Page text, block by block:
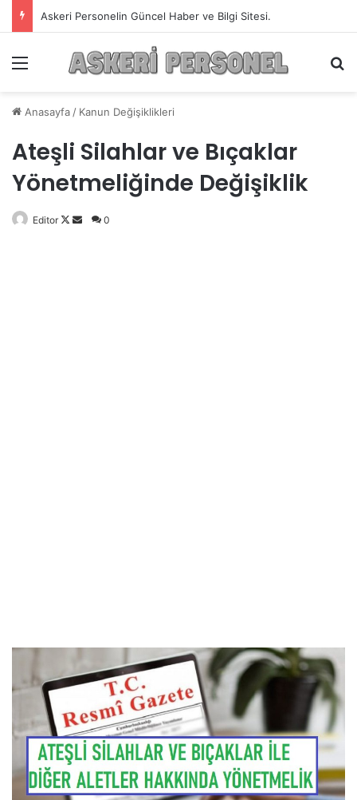
Askeri Personelin Güncel Haber ve Bilgi Sitesi.
Anasayfa / Kanun Değişiklikleri
Ateşli Silahlar ve Bıçaklar
Yönetmeliğinde Değişiklik
Editor
Follow
Bir
0